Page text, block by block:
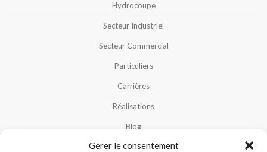
Gérer le consentement
Hydrocoupe
Secteur Industriel
Secteur Commercial
Particuliers
Carrières
Réalisations
Blog
Notre Équipe